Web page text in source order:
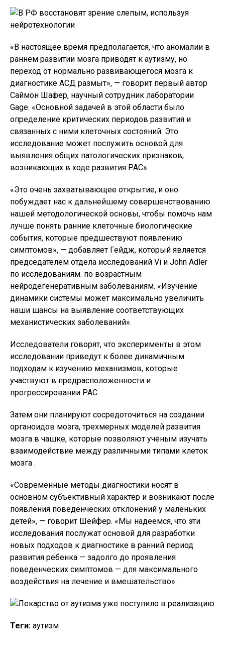
«В настоящее время предполагается, что аномалии в
раннем развитии мозга приводят к аутизму, но
переход от нормально развивающегося мозга к
диагностике АСД размыт», — говорит первый автор
Саймон Шафер, научный сотрудник лаборатории
Gage. «Основной задачей в этой области было
определение критических периодов развития и
связанных с ними клеточных состояний. Это
исследование может послужить основой для
выявления общих патологических признаков,
возникающих в ходе развития РАС».
«Это очень захватывающее открытие, и оно
побуждает нас к дальнейшему совершенствованию
нашей методологической основы, чтобы помочь нам
лучше понять ранние клеточные биологические
события, которые предшествуют появлению
симптомов», — добавляет Гейдж, который является
председателем отдела исследований Vi и John Adler
по исследованиям. по возрастным
нейродегенеративным заболеваниям. «Изучение
динамики системы может максимально увеличить
наши шансы на выявление соответствующих
механистических заболеваний».
Исследователи говорят, что эксперименты в этом
исследовании приведут к более динамичным
подходам к изучению механизмов, которые
участвуют в предрасположенности и
прогрессировании РАС.
Затем они планируют сосредоточиться на создании
органоидов мозга, трехмерных моделей развития
мозга в чашке, которые позволяют ученым изучать
взаимодействие между различными типами клеток
мозга .
«Современные методы диагностики носят в
основном субъективный характер и возникают после
появления поведенческих отклонений у маленьких
детей», — говорит Шейфер. «Мы надеемся, что эти
исследования послужат основой для разработки
новых подходов к диагностике в ранний период
развития ребенка — задолго до проявления
поведенческих симптомов — для максимального
воздействия на лечение и вмешательство».
Теги: аутизм